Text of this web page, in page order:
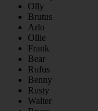
Olly
Brutus
Arlo
Ollie
Frank
Bear
Rufus
Benny
Rusty
Walter